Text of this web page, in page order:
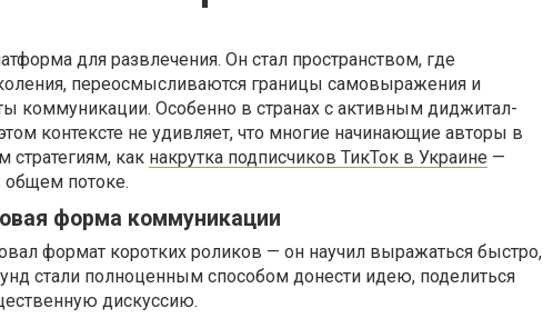
для развлечения. Он стал пространством, где
переосмысливаются границы самовыражения и
коммуникации. Особенно в странах с активным диджитал-
контексте не удивляет, что многие начинающие авторы в
стратегиям, как накрутка подписчиков ТикТок в Украине —
общем потоке.
форма коммуникации
формат коротких роликов — он научил выражаться быстро,
стали полноценным способом донести идею, поделиться
дискуссию.